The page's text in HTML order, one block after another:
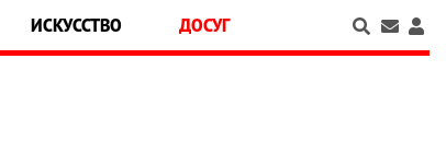
ИСКУССТВО ДОСУГ